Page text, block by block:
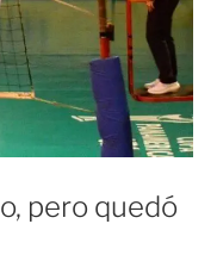
pero quedó